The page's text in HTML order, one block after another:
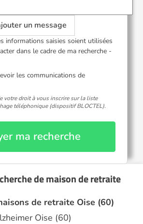
un message
informations saisies soient utilisées
dans le cadre de ma recherche -
les communications de
votre droit à vous inscrire sur la liste
téléphonique (dispositif BLOCTEL).
ma recherche
de maison de retraite
de retraite Oise (60)
Oise (60)